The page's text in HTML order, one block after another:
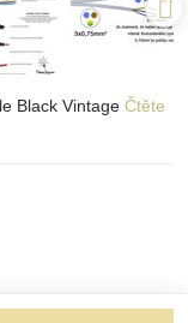
Black Vintage Čtěte